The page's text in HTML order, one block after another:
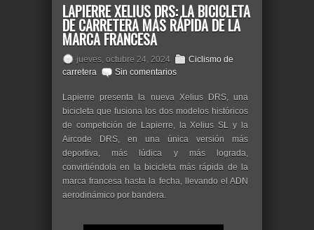
LAPIERRE XELIUS DRS: LA BICICLETA
DE CARRETERA MÁS RÁPIDA DE LA
MARCA FRANCESA
jueves, octubre 24, 2024
Ciclismo de
carretera
Sin comentarios
Lapierre presenta la nueva Xelius DRS, una
bicicleta que fusiona los dos modelos históricos
de competición de Lapierre, la Xelius SL y la
Aircode DRS, en una única versión más
deportiva, más lúdica y más lograda,
convirtiéndola en la bicicleta más rápida de la
marca francesa hasta la fecha, llevando el ADN
aerodinámico por bandera.